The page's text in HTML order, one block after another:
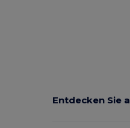
Entdecken Sie